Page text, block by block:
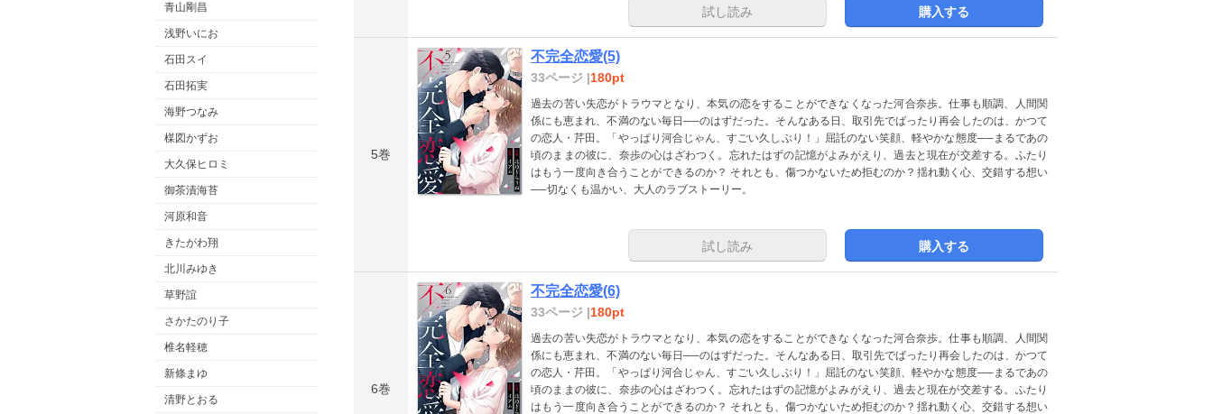
青山剛昌
浅野いにお
石田スイ
石田拓実
海野つなみ
楳図かずお
大久保ヒロミ
御茶漬海苔
河原和音
きたがわ翔
北川みゆき
草野誼
さかたのり子
椎名軽穂
新條まゆ
清野とおる
試し読み 購入する
5巻
不完全恋愛(5)
33ページ |180pt
過去の苦い失恋がトラウマとなり、本気の恋をすることができなくなった河合奈歩。仕事も順調、人間関
係にも恵まれ、不満のない毎日──のはずだった。そんなある日、取引先でばったり再会したのは、かつて
の恋人・芹田。「やっぱり河合じゃん、すごい久しぶり！」屈託のない笑顔、軽やかな態度──まるであの
頃のままの彼に、奈歩の心はざわつく。忘れたはずの記憶がよみがえり、過去と現在が交差する。ふたり
はもう一度向き合うことができるのか？ それとも、傷つかないため拒むのか？揺れ動く心、交錯する想い
──切なくも温かい、大人のラブストーリー。
試し読み 購入する
6巻
不完全恋愛(6)
33ページ |180pt
過去の苦い失恋がトラウマとなり、本気の恋をすることができなくなった河合奈歩。仕事も順調、人間関
係にも恵まれ、不満のない毎日──のはずだった。そんなある日、取引先でばったり再会したのは、かつて
の恋人・芹田。「やっぱり河合じゃん、すごい久しぶり！」屈託のない笑顔、軽やかな態度──まるであの
頃のままの彼に、奈歩の心はざわつく。忘れたはずの記憶がよみがえり、過去と現在が交差する。ふたり
はもう一度向き合うことができるのか？ それとも、傷つかないため拒むのか？揺れ動く心、交錯する想い